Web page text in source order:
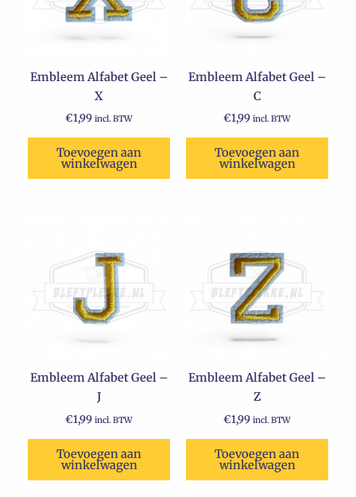
Embleem Alfabet Geel –
X
€1,99 incl. BTW
Toevoegen aan
winkelwagen
Embleem Alfabet Geel –
C
€1,99 incl. BTW
Toevoegen aan
winkelwagen
Embleem Alfabet Geel –
J
€1,99 incl. BTW
Toevoegen aan
winkelwagen
Embleem Alfabet Geel –
Z
€1,99 incl. BTW
Toevoegen aan
winkelwagen